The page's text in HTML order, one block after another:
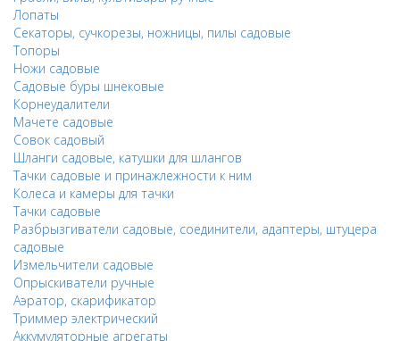
Лопаты
Секаторы, сучкорезы, ножницы, пилы садовые
Топоры
Ножи садовые
Садовые буры шнековые
Корнеудалители
Мачете садовые
Совок садовый
Шланги садовые, катушки для шлангов
Тачки садовые и принажлежности к ним
Колеса и камеры для тачки
Тачки садовые
Разбрызгиватели садовые, соединители, адаптеры, штуцера
садовые
Измельчители садовые
Опрыскиватели ручные
Аэратор, скарификатор
Триммер электрический
Аккумуляторные агрегаты